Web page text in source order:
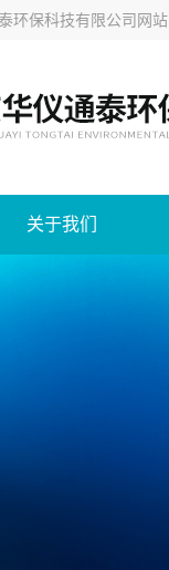
环保科技有限公司网站
关于我们